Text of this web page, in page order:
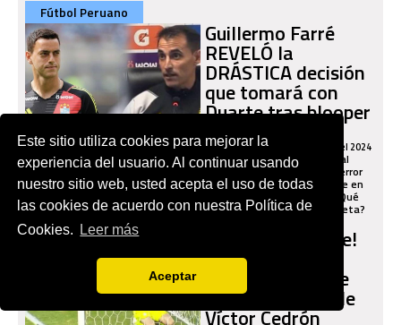
Este sitio utiliza cookies para mejorar la
experiencia del usuario. Al continuar usando
nuestro sitio web, usted acepta el uso de todas
las cookies de acuerdo con nuestra Política de
Cookies.
Leer más
Aceptar
Fútbol Peruano
Guillermo Farré
REVELÓ la
DRÁSTICA decisión
que tomará con
Duarte tras blooper
ante ADTViernes 12 de Julio del 2024
El técnico de Sporting Cristal
rompió su silencio sobre el error
del arquero Alejandro Duarte en
la dura derrota ante ADT. ¿Qué
dijo sobre el joven guardameta?
¡Para qué te traje!
El blooper de
Alejandro Duarte
para el triplete de
Víctor Cedrón